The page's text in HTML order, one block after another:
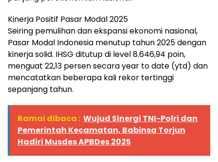
Kinerja Positif Pasar Modal 2025
Seiring pemulihan dan ekspansi ekonomi nasional,
Pasar Modal Indonesia menutup tahun 2025 dengan
kinerja solid. IHSG ditutup di level 8.646,94 poin,
menguat 22,13 persen secara year to date (ytd) dan
mencatatkan beberapa kali rekor tertinggi
sepanjang tahun.
Ramai dibaca : Wujud Sinergi TNI-Polri dan
Pemerintah Kecamatan, Babinsa Torjun
Hadiri Musdes APBDes 2025